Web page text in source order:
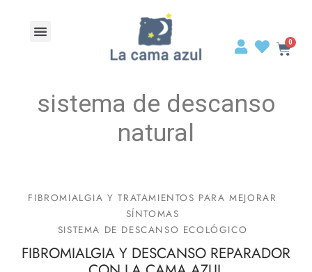
sistema de descanso
natural
FIBROMIALGIA Y TRATAMIENTOS PARA MEJORAR
SÍNTOMAS
SISTEMA DE DESCANSO ECOLÓGICO
FIBROMIALGIA Y DESCANSO REPARADOR